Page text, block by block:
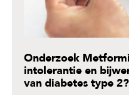
Onderzoek
intolerantie en
van diabetes type 2?